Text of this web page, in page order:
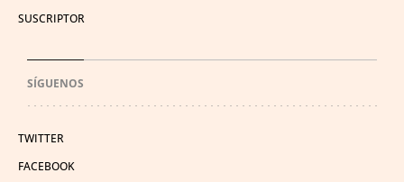
SUSCRIPTOR
SÍGUENOS
TWITTER
FACEBOOK